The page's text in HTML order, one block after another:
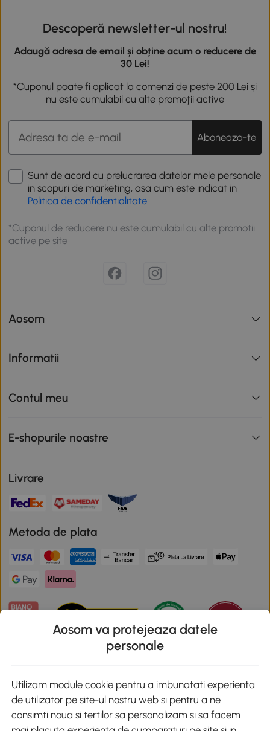
Descoperă newsletter-ul nostru!
Adaugă adresa de email și obține acum o reducere de
30 Lei!
*Cuponul poate fi aplicat la comenzi de peste 200 Lei și
nu este cumulabil cu alte promoții active
Aboneaza-te
Sunt de acord cu prelucrarea datelor mele personale
in scopuri de marketing, asa cum este indicat in
Politica de confidentialitate
*Cuponul de reducere nu este cumulabil cu alte promotii
active pe site
Aosom
Informatii
Contul meu
E-shopurile noastre
Livrare
Metoda de plata
Descarca aplicatia Aosom
Google Play
Aosom va protejeaza datele
personale
Utilizam module cookie pentru a imbunatati experienta
de utilizator pe site-ul nostru web si pentru a ne
consimti noua si tertilor sa personalizam si sa facem